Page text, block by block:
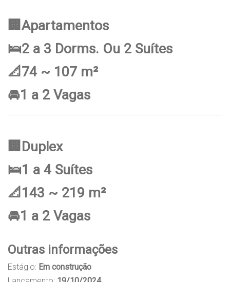
🏢Apartamentos
🛌2 a 3 Dorms. Ou 2 Suítes
📐74 ~ 107 m²
🚘1 a 2 Vagas
🏢Duplex
🛌1 a 4 Suítes
📐143 ~ 219 m²
🚘1 a 2 Vagas
Outras informações
Estágio: Em construção